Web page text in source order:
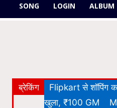
SONG LOGIN ALBUM
ब्रेकिंग Flipkart से शॉपिंग
खुला, ₹100 GM